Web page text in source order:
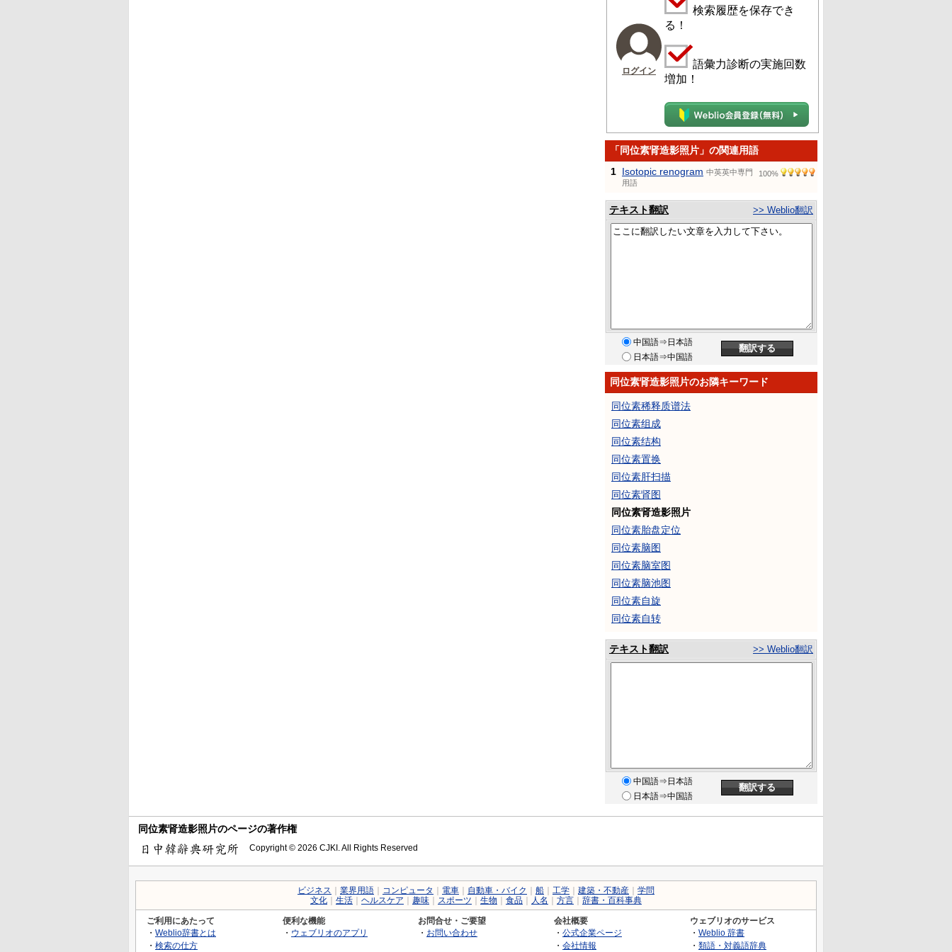
ログイン
検索履歴を保存でき
る！
語彙力診断の実施回数
増加！
「同位素肾造影照片」の関連用語
1 Isotopic renogram 中英英中専門
用語
100%
テキスト翻訳 >> Weblio翻訳
中国語⇒日本語
日本語⇒中国語
同位素肾造影照片のお隣キーワード
同位素稀释质谱法
同位素组成
同位素结构
同位素置换
同位素肝扫描
同位素肾图
同位素肾造影照片
同位素胎盘定位
同位素脑图
同位素脑室图
同位素脑池图
同位素自旋
同位素自转
テキスト翻訳 >> Weblio翻訳
中国語⇒日本語
日本語⇒中国語
同位素肾造影照片のページの著作権
Copyright © 2026 CJKI. All Rights Reserved
ビジネス 業界用語 コンピュータ 電車 自動車・バイク 船 工学 建築・不動産
学問
文化
生活 ヘルスケア 趣味 スポーツ 生物 食品 人名 方言 辞書・百科事典
ご利用にあたって
・ Weblio辞書とは
・ 検索の仕方
便利な機能
・ ウェブリオのアプリ
お問合せ・ご要望
・ お問い合わせ
会社概要
・ 公式企業ページ
・ 会社情報
ウェブリオのサービス
・ Weblio 辞書
・ 類語・対義語辞典